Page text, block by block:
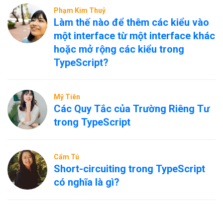
Phạm Kim Thuỷ
Làm thế nào để thêm các kiểu vào
một interface từ một interface khác
hoặc mở rộng các kiểu trong
TypeScript?
Mỹ Tiên
Các Quy Tắc của Trường Riêng Tư
trong TypeScript
Cẩm Tú
Short-circuiting trong TypeScript
có nghĩa là gì?